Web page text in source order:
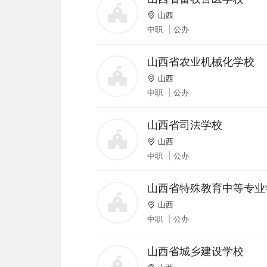
山西
中职
公办
山西省农业机械化学校
山西
中职
公办
山西省司法学校
山西
中职
公办
山西省特殊教育中等专
山西
中职
公办
山西省城乡建设学校